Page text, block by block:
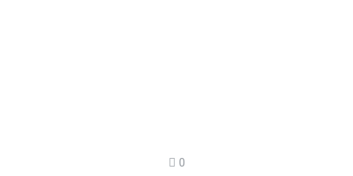
0